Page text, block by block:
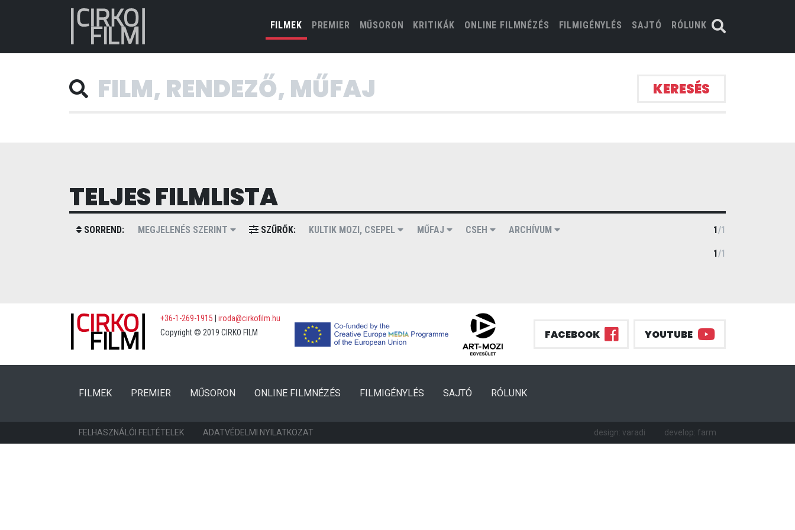
FILMEK(CURRENT)
PREMIER MŰSORON KRITIKÁK ONLINE FILMNÉZÉS FILMIGÉNYLÉS SAJTÓ RÓLUNK
KERESÉS
TELJES FILMLISTA
SORREND: MEGJELENÉS SZERINT SZŰRŐK: KULTIK MOZI, CSEPEL MŰFAJ CSEH ARCHÍVUM 1/1
1/1
+36-1-269-1915
iroda@cirkofilm.hu
Copyright © 2019 CIRKO FILM
FACEBOOK YOUTUBE
FILMEK(CURRENT)
PREMIER (CURRENT)
MŰSORON ONLINE FILMNÉZÉS FILMIGÉNYLÉS SAJTÓ RÓLUNK
FELHASZNÁLÓI FELTÉTELEK ADATVÉDELMI NYILATKOZAT design: varadi develop: farm